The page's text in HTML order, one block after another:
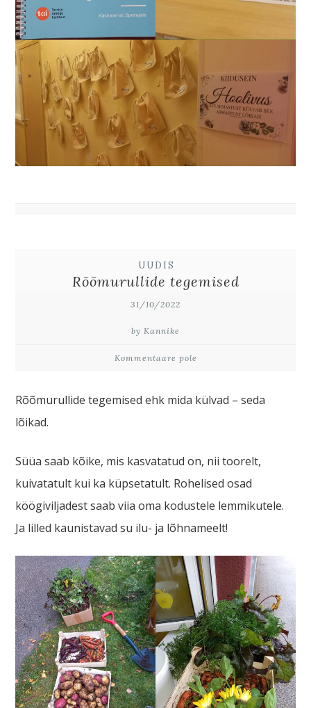
UUDIS
Rõõmurullide tegemised
31/10/2022
by Kannike
Kommentaare pole
Rõõmurullide tegemised ehk mida külvad – seda
lõikad.
Süüa saab kõike, mis kasvatatud on, nii toorelt,
kuivatatult kui ka küpsetatult. Rohelised osad
köögiviljadest saab viia oma kodustele lemmikutele.
Ja lilled kaunistavad su ilu- ja lõhnameelt!